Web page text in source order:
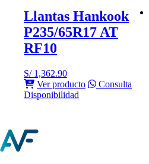
Llantas Hankook
P235/65R17 AT
RF10
S/1,362.90
Ver producto
Consulta
Disponibilidad